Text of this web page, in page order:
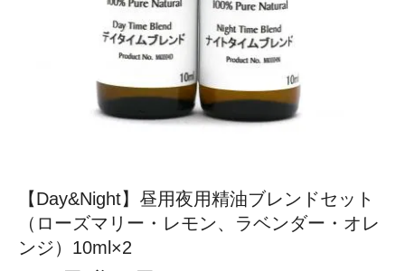
【Day&Night】昼用夜用精油ブレンドセット
（ローズマリー・レモン、ラベンダー・オレ
ンジ）10ml×2